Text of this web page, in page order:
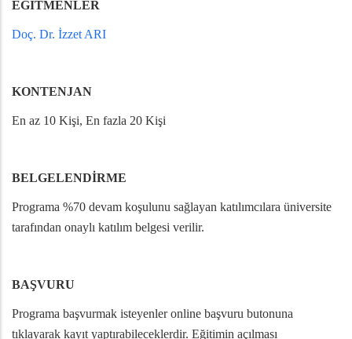
EĞİTMENLER
Doç. Dr. İzzet ARI
KONTENJAN
En az 10 Kişi, En fazla 20 Kişi
BELGELENDİRME
Programa %70 devam koşulunu sağlayan katılımcılara üniversite
tarafından onaylı katılım belgesi verilir.
BAŞVURU
Programa başvurmak isteyenler online başvuru butonuna
tıklayarak kayıt yaptırabileceklerdir. Eğitimin açılması